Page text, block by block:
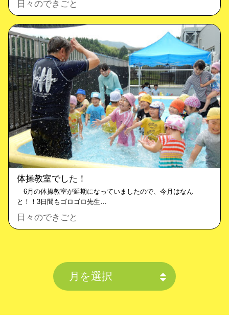
日々のできごと
体操教室でした！
6月の体操教室が延期になっていましたので、今月はなん
と！！3日間もゴロゴロ先生…
日々のできごと